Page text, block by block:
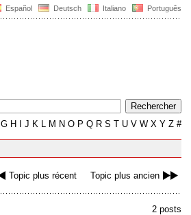
Español Deutsch Italiano Português
G H J K L M N O P Q R S T U V W X Y Z #
Topic plus récent Topic plus ancien
2 posts